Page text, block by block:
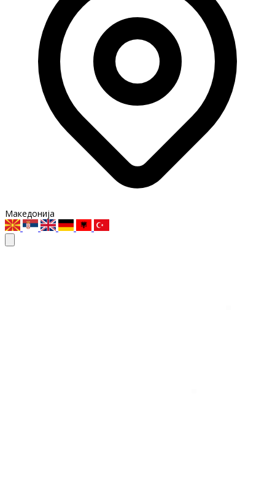
Македонија